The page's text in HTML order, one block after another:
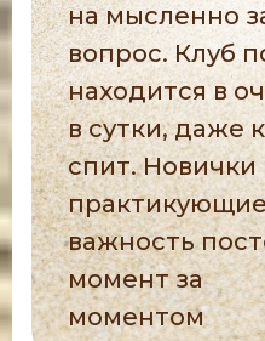
на мысленно
вопрос. Клуб
находится в
в сутки, даже
спит.
важность
момент за
моментом